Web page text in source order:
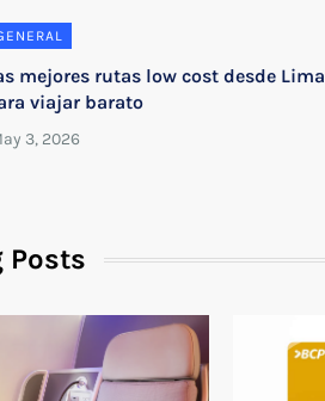
mejores rutas low cost desde Lima
viajar barato
Posts